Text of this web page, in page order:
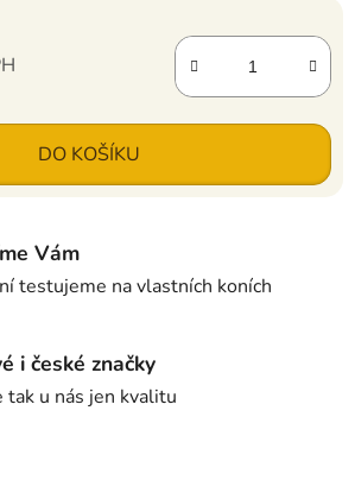
DO KOŠÍKU
Vám
testujeme na vlastních koních
i české značky
tak u nás jen kvalitu